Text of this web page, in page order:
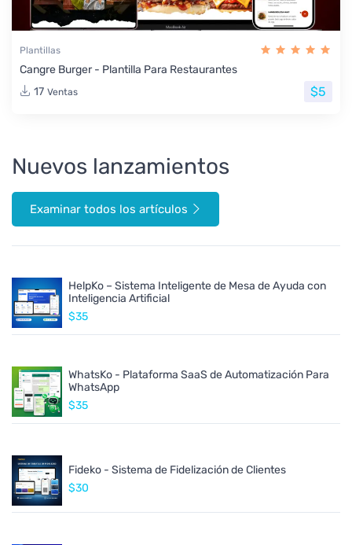
Plantillas
Cangre Burger - Plantilla Para Restaurantes
17 Ventas $5
Nuevos lanzamientos
Examinar todos los artículos
HelpKo – Sistema Inteligente de Mesa de Ayuda con
Inteligencia Artificial
$35
WhatsKo - Plataforma SaaS de Automatización Para
WhatsApp
$35
Fideko - Sistema de Fidelización de Clientes
$30